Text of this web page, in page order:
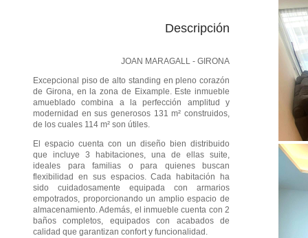
Descripción
JOAN MARAGALL - GIRONA
Excepcional piso de alto standing en pleno corazón
de Girona, en la zona de Eixample. Este inmueble
amueblado combina a la perfección amplitud y
modernidad en sus generosos 131 m² construidos,
de los cuales 114 m² son útiles.
El espacio cuenta con un diseño bien distribuido
que incluye 3 habitaciones, una de ellas suite,
ideales para familias o para quienes buscan
flexibilidad en sus espacios. Cada habitación ha
sido cuidadosamente equipada con armarios
empotrados, proporcionando un amplio espacio de
almacenamiento. Además, el inmueble cuenta con 2
baños completos, equipados con acabados de
calidad que garantizan confort y funcionalidad.